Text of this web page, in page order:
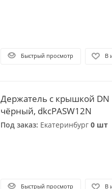
Быстрый просмотр В
Держатель с крышкой
чёрный, dkcPASW12N
Под заказ: Екатеринбург 0 шт
Быстрый просмотр В